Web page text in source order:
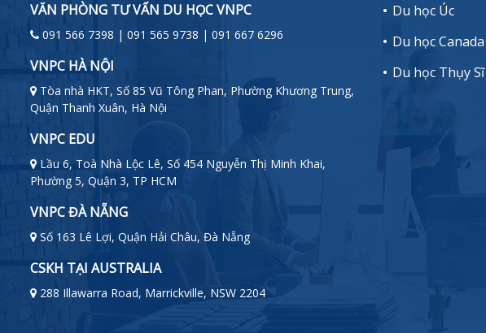
VĂN PHÒNG TƯ VẤN DU HỌC VNPC
091 566 7398 | 091 565 9738 | 091 667 6296
VNPC HÀ NỘI
Tòa nhà HKT, Số 85 Vũ Tông Phan, Phường Khương Trung,
Quận Thanh Xuân, Hà Nội
VNPC EDU
Lầu 6, Toà Nhà Lộc Lê, Số 454 Nguyễn Thị Minh Khai,
Phường 5, Quận 3, TP HCM
VNPC ĐÀ NẴNG
Số 163 Lê Lợi, Quận Hải Châu, Đà Nẵng
CSKH TẠI AUSTRALIA
288 Illawarra Road, Marrickville, NSW 2204
Du học Úc
Du học Canada
Du học Thụy Sĩ